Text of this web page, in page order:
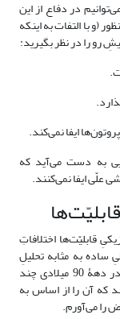
(مامفورد 1998: 118) امّا ما می‌توانیم در دفاع از این
(و با التفات به اینکه
رو را در نظر بگیرید:
به دست می‌آید که
علّی ایفا نمی‌کنند.
قابلیّت‌ها اختلافاتِ
به مثابه تحلیلِ
سمانتیکِ پذیرفتنی از قابلیّت‌ها اجماع داشتند. امّا در دهۀ 90 میلادی چند
که آن را از اساس به
را می‌آورم.